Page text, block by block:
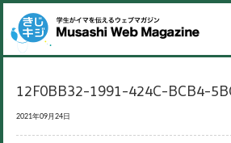
12F0BB32-1991-424C-BCB4-
2021年09月24日